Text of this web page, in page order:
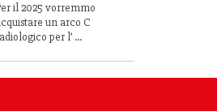
il 2025 vorremmo
un arco C
per l’ ...